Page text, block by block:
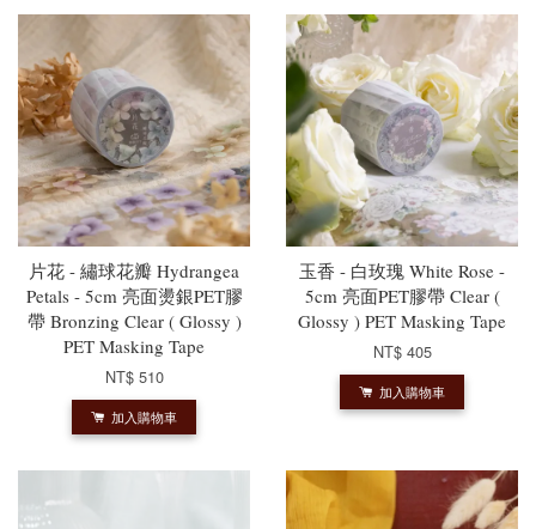
片花 - 繡球花瓣 Hydrangea
Petals - 5cm 亮面燙銀PET膠
帶 Bronzing Clear ( Glossy )
PET Masking Tape
NT$ 510
加入購物車
玉香 - 白玫瑰 White Rose -
5cm 亮面PET膠帶 Clear (
Glossy ) PET Masking Tape
NT$ 405
加入購物車